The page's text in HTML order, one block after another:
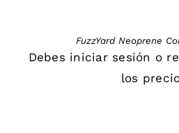
FuzzYard Neoprene
Debes iniciar sesión o
los